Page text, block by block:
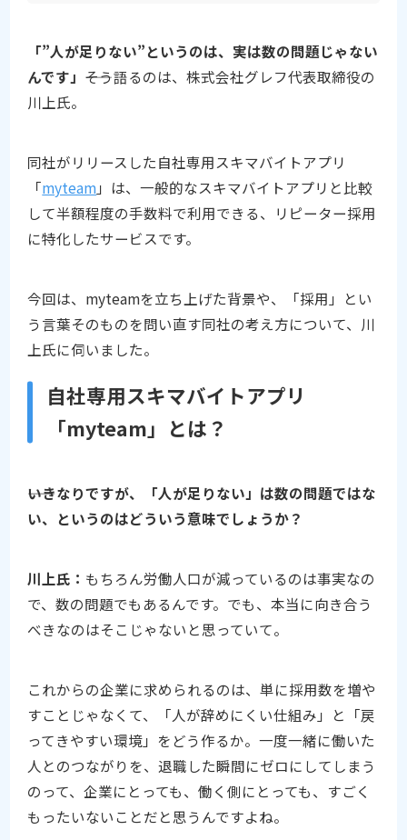
「”人が足りない”というのは、実は数の問題じゃない
んです」 ――そう語るのは、株式会社グレフ代表取締役の
川上氏。
同社がリリースした自社専用スキマバイトアプリ
「myteam」は、一般的なスキマバイトアプリと比較
して半額程度の手数料で利用できる、リピーター採用
に特化したサービスです。
今回は、myteamを立ち上げた背景や、「採用」とい
う言葉そのものを問い直す同社の考え方について、川
上氏に伺いました。
自社専用スキマバイトアプリ
「myteam」とは？
――いきなりですが、「人が足りない」は数の問題ではな
い、というのはどういう意味でしょうか？
川上氏： もちろん労働人口が減っているのは事実なの
で、数の問題でもあるんです。でも、本当に向き合う
べきなのはそこじゃないと思っていて。
これからの企業に求められるのは、単に採用数を増や
すことじゃなくて、「人が辞めにくい仕組み」と「戻
ってきやすい環境」をどう作るか。一度一緒に働いた
人とのつながりを、退職した瞬間にゼロにしてしまう
のって、企業にとっても、働く側にとっても、すごく
もったいないことだと思うんですよね。